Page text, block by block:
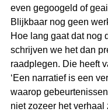
even gegoogeld of
Blijkbaar nog geen
Hoe lang gaat dat nog
schrijven we het dan
raadplegen. Die heeft
‘Een narratief is een
waarop
niet zozeer het